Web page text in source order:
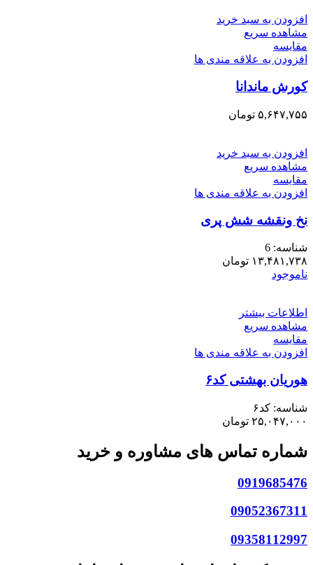
افزودن به سبد خرید
مشاهده سریع
مقایسه
افزودن به علاقه مندی ها
کورش ماندانا
۵,۶۴۷,۷۵۵ تومان
افزودن به سبد خرید
مشاهده سریع
مقایسه
افزودن به علاقه مندی ها
نخ ونقشه شش پری
شناسه: 6
۱۳,۴۸۱,۷۳۸ تومان
ناموجود
اطلاعات بیشتر
مشاهده سریع
مقایسه
افزودن به علاقه مندی ها
هوریان بهشتی کد۶
شناسه: کد۶
۲۵,۰۴۷,۰۰۰ تومان
شماره تماس های مشاوره و خرید
0919685476
09052367311
09358112997